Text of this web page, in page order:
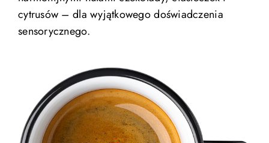
cytrusów – dla wyjątkowego doświadczenia
sensorycznego.